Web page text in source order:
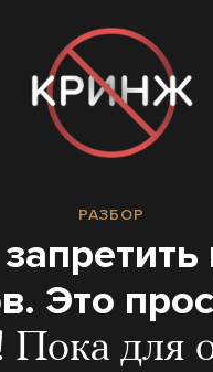
РАЗБОР
Это
для